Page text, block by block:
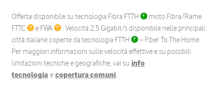
Offerta disponibile su tecnologia Fibra FTTH
misto Fibra/Rame
FTTC
e FWA
. Velocità 2,5 Gigabit/s disponibile nelle principali
città italiane coperte da tecnologia FTTH
– Fiber To The Home.
Per maggiori informazioni sulle velocità effettive e su possibili
limitazioni tecniche e geografiche, vai su info
tecnologia e copertura comuni.